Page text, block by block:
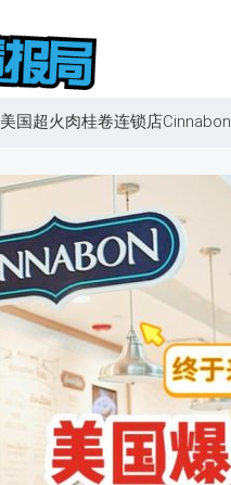
美国超火肉桂卷连锁店